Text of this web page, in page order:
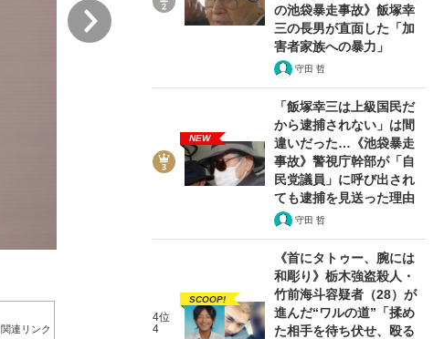
2/10
関連リンク
の池袋暴走事故》飯塚幸
三の長男が直面した「加
害者家族への暴力」
守田 哲
NEW
「飯塚幸三は上級国民だ
から逮捕されない」は間
違いだった…《池袋暴走
事故》警視庁幹部が「自
民党議員」に呼び出され
ても逮捕を見送った理由
守田 哲
4位
4
SCOOP!
《首にタトゥー、腕には
和彫り》栃木強盗殺人・
竹前海斗容疑者（28）が
進んだ“ワルの道”「揉め
た相手を待ち伏せ、殴る